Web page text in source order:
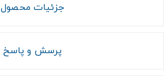
جزئیات محصول
پرسش و پاسخ